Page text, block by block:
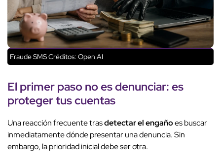
Fraude SMSCréditos: Open AI
El primer pasono es denunciar: es
proteger tus cuentas
Una reacción frecuente trasdetectar el engañoes buscar
inmediatamente dónde presentar una denuncia. Sin
embargo, la prioridad inicial debe ser otra.